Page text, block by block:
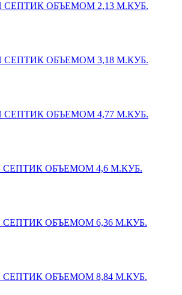
ОБЪЕМОМ 2,13 М.КУБ.
ОБЪЕМОМ 3,18 М.КУБ.
ОБЪЕМОМ 4,77 М.КУБ.
ОБЪЕМОМ 4,6 М.КУБ.
ОБЪЕМОМ 6,36 М.КУБ.
ОБЪЕМОМ 8,84 М.КУБ.